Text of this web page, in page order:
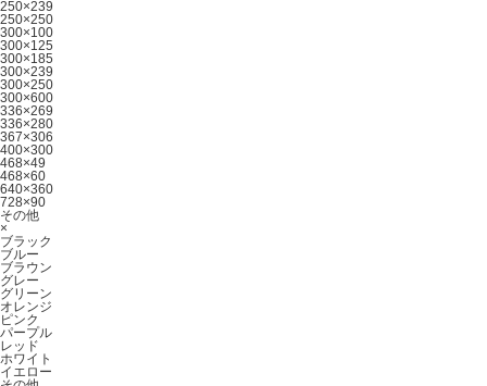
250×239
250×250
300×100
300×125
300×185
300×239
300×250
300×600
336×269
336×280
367×306
400×300
468×49
468×60
640×360
728×90
その他
×
ブラック
ブルー
ブラウン
グレー
グリーン
オレンジ
ピンク
パープル
レッド
ホワイト
イエロー